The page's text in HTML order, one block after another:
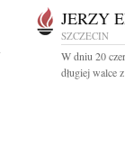
JERZY
SZCZECIN
W dniu 20
długiej walce